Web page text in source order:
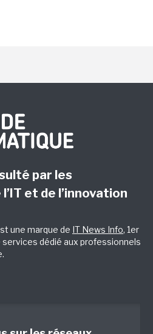
par les
et de l’innovation
une marque de IT News Info, 1er
dédié aux professionnels